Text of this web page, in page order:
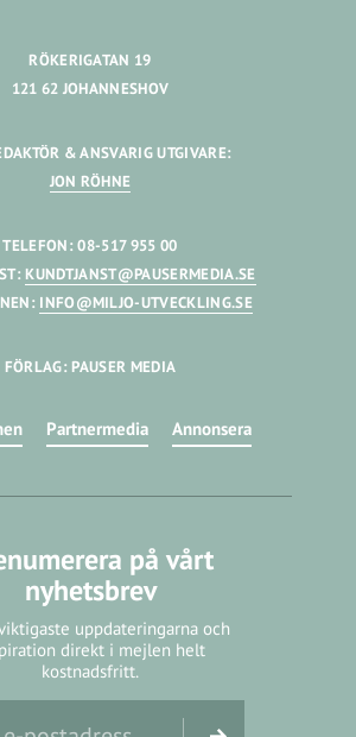
RÖKERIGATAN 19
121 62 JOHANNESHOV
& ANSVARIG UTGIVARE:
JON RÖHNE
TELEFON: 08-517 955 00
KUNDTJANST@PAUSERMEDIA.SE
INFO@MILJO-UTVECKLING.SE
FÖRLAG: PAUSER MEDIA
Partnermedia Annonsera
på vårt
nyhetsbrev
uppdateringarna och
direkt i mejlen helt
kostnadsfritt.